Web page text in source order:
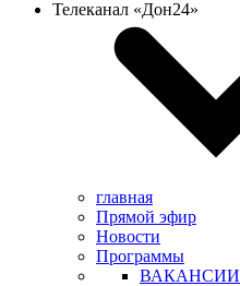
Телеканал «Дон24»
главная
Прямой эфир
Новости
Программы
ВАКАНСИИ